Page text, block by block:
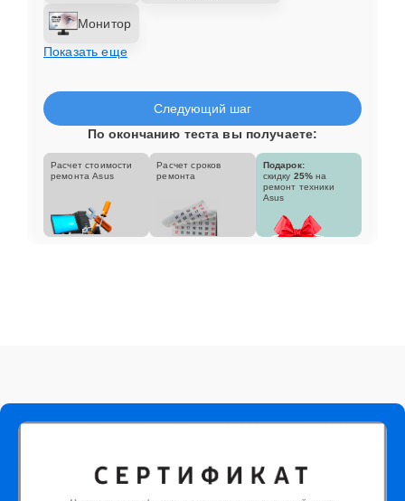
Монитор
Показать еще
Следующий шаг
По окончанию теста вы получаете:
Расчет стоимости
ремонта Asus
Расчет сроков
ремонта
Подарок:
скидку 25% на
ремонт техники
Asus